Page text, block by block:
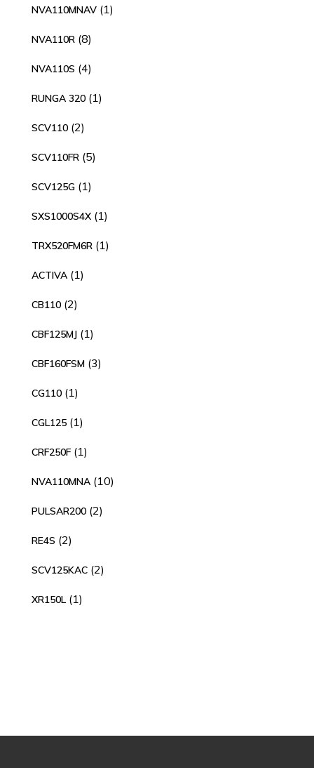
NVA110MNAV 11
NVA110R 88
NVA110S 44
RUNGA 320 11
SCV110 22
SCV110FR 55
SCV125G 11
SXS1000S4X 11
TRX520FM6R 11
ACTIVA 11
CB110 22
CBF125MJ 11
CBF160FSM 33
CG110 11
CGL125 11
CRF250F 11
NVA110MNA 1010
PULSAR200 22
RE4S 22
SCV125KAC 22
XR150L 11